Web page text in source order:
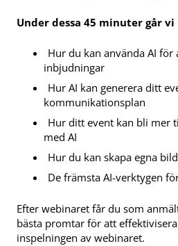
Under dessa 45 minuter går vi
Hur du kan använda AI
inbjudningar
Hur AI kan generera ditt
kommunikationsplan
Hur ditt event kan bli mer
med AI
Hur du kan skapa egna
De främsta AI-verktygen
Efter webinaret får du som
bästa promtar för att
inspelningen av webinaret.